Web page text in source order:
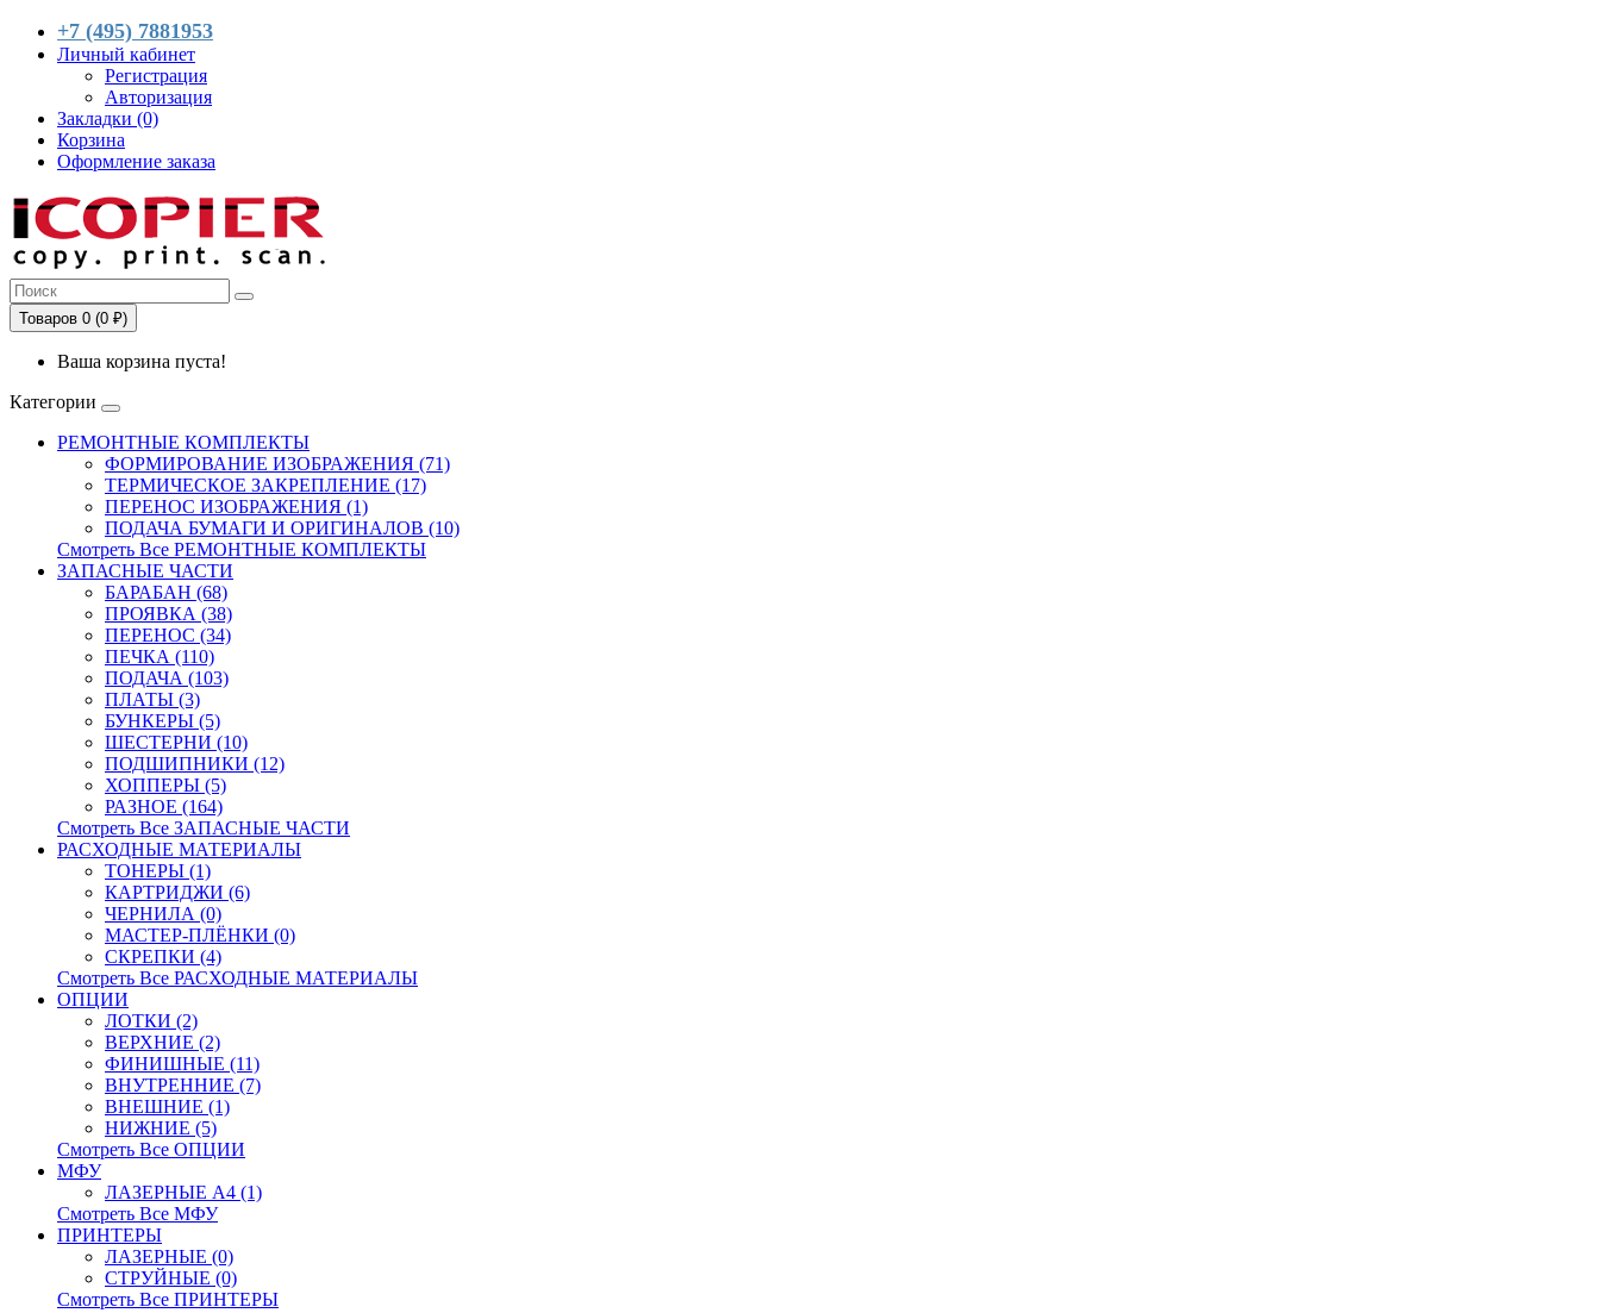
+7 (495) 7881953
Личный кабинет
Регистрация
Авторизация
Закладки (0)
Корзина
Оформление заказа
Товаров 0 (0 ₽)
Ваша корзина пуста!
Категории
РЕМОНТНЫЕ КОМПЛЕКТЫ
ФОРМИРОВАНИЕ ИЗОБРАЖЕНИЯ (71)
ТЕРМИЧЕСКОЕ ЗАКРЕПЛЕНИЕ (17)
ПЕРЕНОС ИЗОБРАЖЕНИЯ (1)
ПОДАЧА БУМАГИ И ОРИГИНАЛОВ (10)
Смотреть Все РЕМОНТНЫЕ КОМПЛЕКТЫ
ЗАПАСНЫЕ ЧАСТИ
БАРАБАН (68)
ПРОЯВКА (38)
ПЕРЕНОС (34)
ПЕЧКА (110)
ПОДАЧА (103)
ПЛАТЫ (3)
БУНКЕРЫ (5)
ШЕСТЕРНИ (10)
ПОДШИПНИКИ (12)
ХОППЕРЫ (5)
РАЗНОЕ (164)
Смотреть Все ЗАПАСНЫЕ ЧАСТИ
РАСХОДНЫЕ МАТЕРИАЛЫ
ТОНЕРЫ (1)
КАРТРИДЖИ (6)
ЧЕРНИЛА (0)
МАСТЕР-ПЛЁНКИ (0)
СКРЕПКИ (4)
Смотреть Все РАСХОДНЫЕ МАТЕРИАЛЫ
ОПЦИИ
ЛОТКИ (2)
ВЕРХНИЕ (2)
ФИНИШНЫЕ (11)
ВНУТРЕННИЕ (7)
ВНЕШНИЕ (1)
НИЖНИЕ (5)
Смотреть Все ОПЦИИ
МФУ
ЛАЗЕРНЫЕ A4 (1)
Смотреть Все МФУ
ПРИНТЕРЫ
ЛАЗЕРНЫЕ (0)
СТРУЙНЫЕ (0)
Смотреть Все ПРИНТЕРЫ